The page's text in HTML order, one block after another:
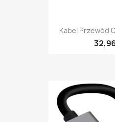
Kabel Przewód